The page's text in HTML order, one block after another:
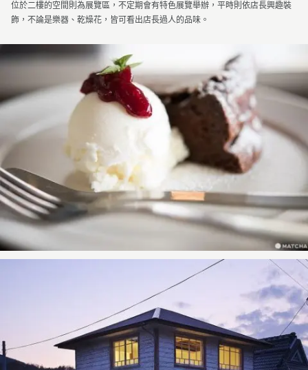
位於二樓的空間則為展覽區，不定期會有特色展覽舉辦，平時則依店長興趣裝
飾，不論是樂器、乾燥花，皆可看出店長過人的品味。